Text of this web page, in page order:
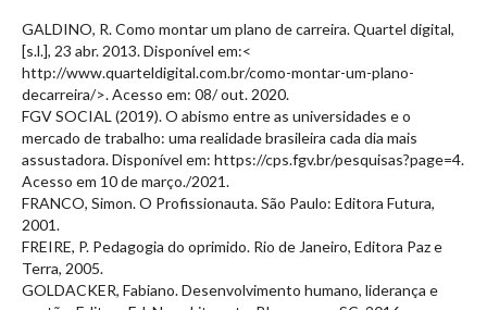
GALDINO, R. Como montar um plano de carreira. Quartel digital,
[s.l.], 23 abr. 2013. Disponível em:<
http://www.quarteldigital.com.br/como-montar-um-plano-
decarreira/>. Acesso em: 08/ out. 2020.
FGV SOCIAL (2019). O abismo entre as universidades e o
mercado de trabalho: uma realidade brasileira cada dia mais
assustadora. Disponível em: https://cps.fgv.br/pesquisas?page=4.
Acesso em 10 de março./2021.
FRANCO, Simon. O Profissionauta. São Paulo: Editora Futura,
2001.
FREIRE, P. Pedagogia do oprimido. Rio de Janeiro, Editora Paz e
Terra, 2005.
GOLDACKER, Fabiano. Desenvolvimento humano, liderança e